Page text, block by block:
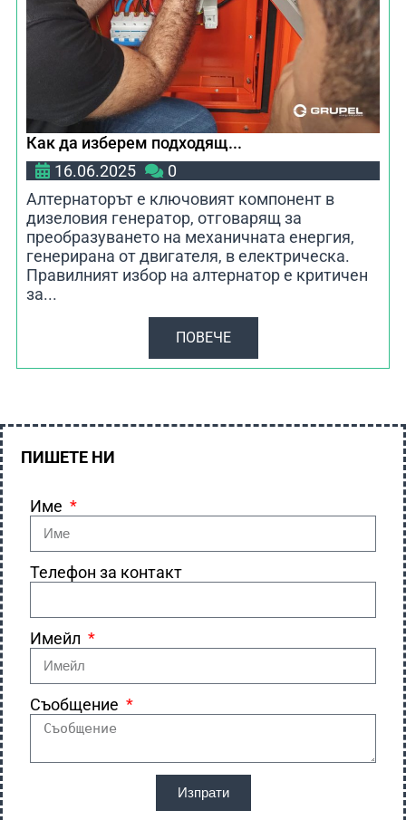
Как да изберем подходящ...
16.06.2025
0
Алтернаторът е ключовият компонент в
дизеловия генератор, отговарящ за
преобразуването на механичната енергия,
генерирана от двигателя, в електрическа.
Правилният избор на алтернатор е критичен
за...
ПОВЕЧЕ
ПИШЕТЕ НИ
Име
Телефон за контакт
Имейл
Съобщение
Изпрати